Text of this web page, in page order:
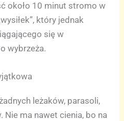
około 10 minut stromo w
który jednak
się w
wybrzeża.
leżaków, parasoli,
ma nawet cienia, bo na